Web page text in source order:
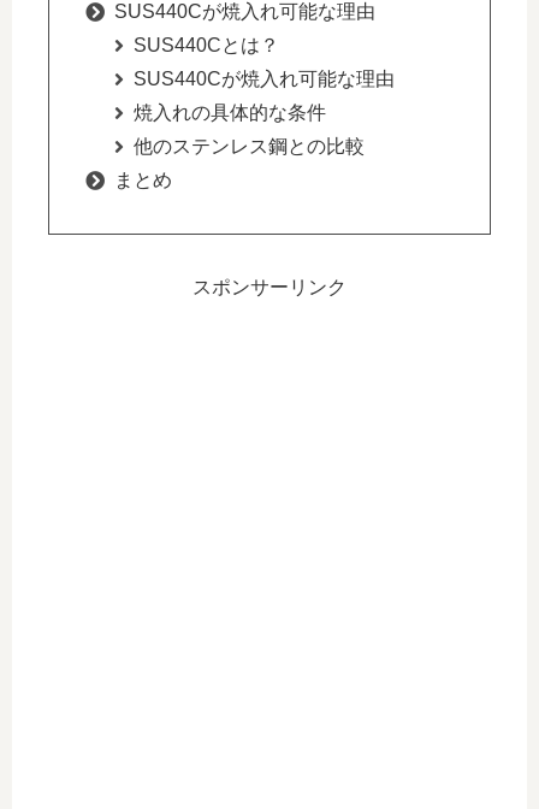
SUS440Cが焼入れ可能な理由
SUS440Cとは？
SUS440Cが焼入れ可能な理由
焼入れの具体的な条件
他のステンレス鋼との比較
まとめ
スポンサーリンク